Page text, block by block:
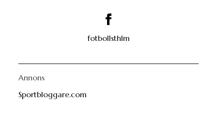
fotbollsthlm
Annons
Sportbloggare.com